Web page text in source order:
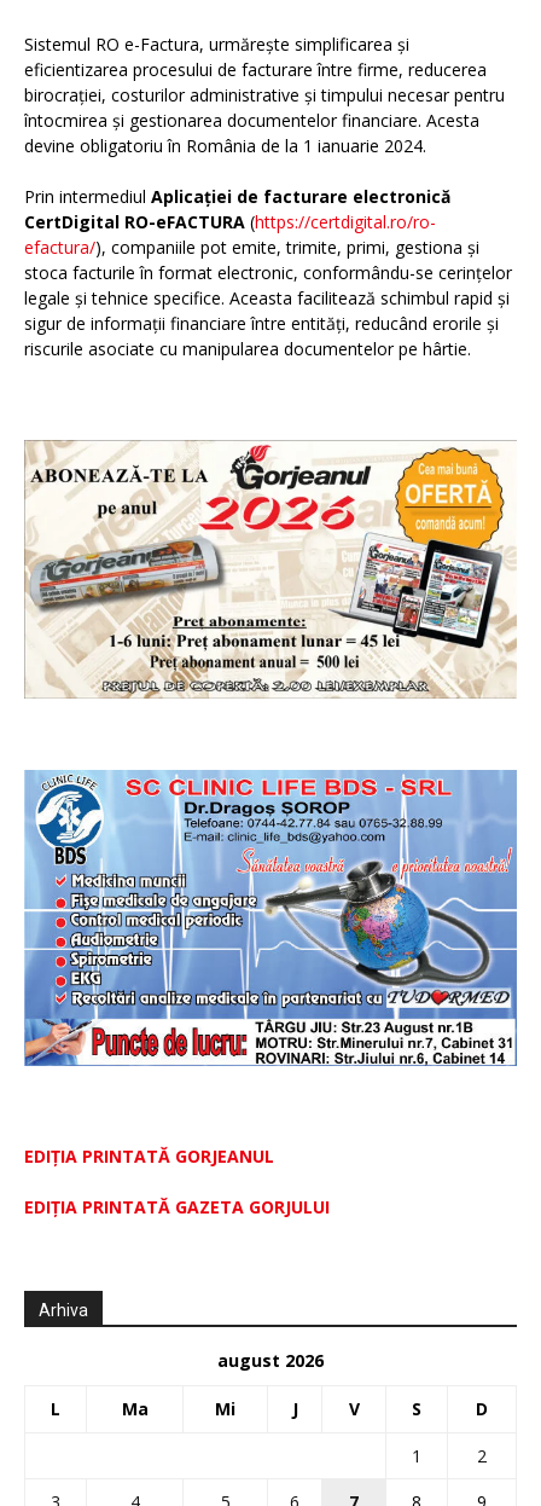
Sistemul RO e-Factura, urmărește simplificarea și
eficientizarea procesului de facturare între firme, reducerea
birocrației, costurilor administrative și timpului necesar pentru
întocmirea și gestionarea documentelor financiare. Acesta
devine obligatoriu în România de la 1 ianuarie 2024.
Prin intermediul Aplicației de facturare electronică
CertDigital RO-eFACTURA (https://certdigital.ro/ro-
efactura/), companiile pot emite, trimite, primi, gestiona și
stoca facturile în format electronic, conformându-se cerințelor
legale și tehnice specifice. Aceasta facilitează schimbul rapid și
sigur de informații financiare între entități, reducând erorile și
riscurile asociate cu manipularea documentelor pe hârtie.
EDIȚIA PRINTATĂ GORJEANUL
EDIŢIA PRINTATĂ GAZETA GORJULUI
Arhiva
august 2026
L Ma Mi J V S D
1
2